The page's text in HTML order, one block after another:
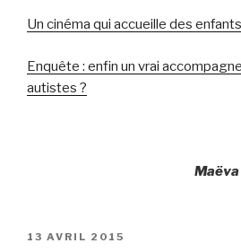
Un cinéma qui accueille des
Enquête : enfin un vrai
autistes ?
PUBLIÉ
13 AVRIL 2015